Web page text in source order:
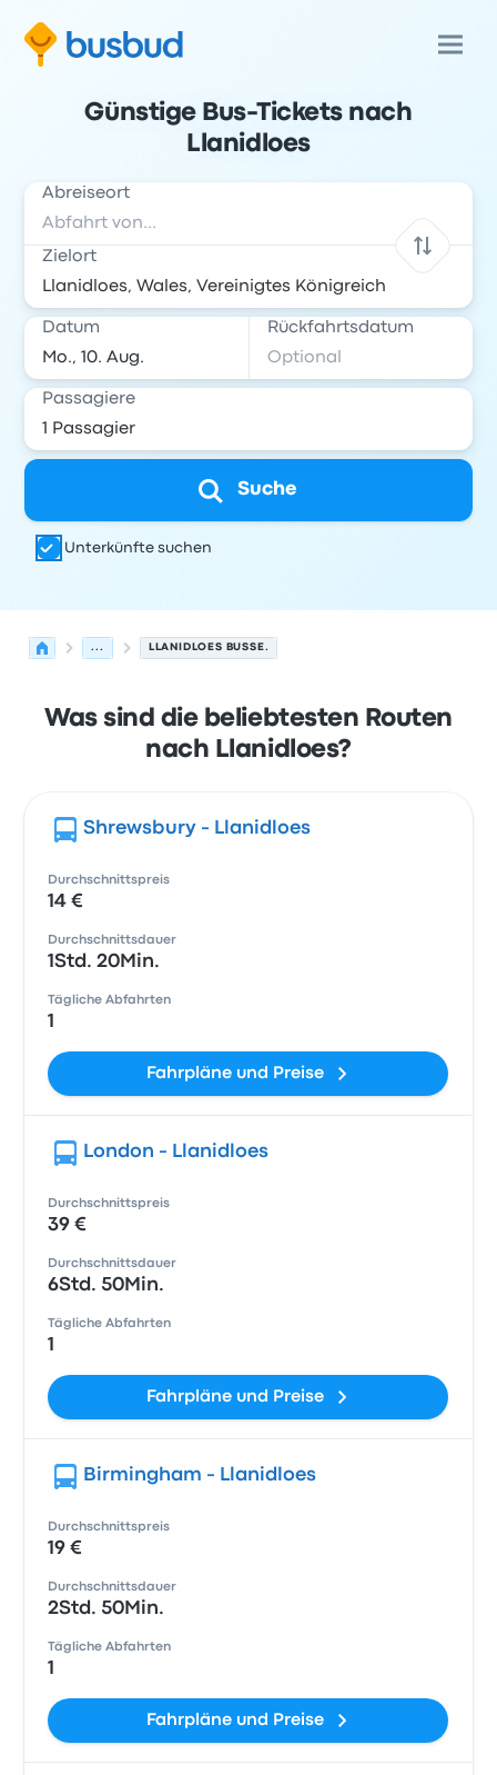
Günstige Bus-Tickets nach
Llanidloes
Abreiseort
Zielort
Datum Rückfahrtsdatum
Passagiere
Suche
Unterkünfte suchen
... LLANIDLOES BUSSE.
Was sind die beliebtesten Routen
nach Llanidloes?
Shrewsbury - Llanidloes
Durchschnittspreis
14 €
Durchschnittsdauer
1Std. 20Min.
Tägliche Abfahrten
1
Fahrpläne und Preise
London - Llanidloes
Durchschnittspreis
39 €
Durchschnittsdauer
6Std. 50Min.
Tägliche Abfahrten
1
Fahrpläne und Preise
Birmingham - Llanidloes
Durchschnittspreis
19 €
Durchschnittsdauer
2Std. 50Min.
Tägliche Abfahrten
1
Fahrpläne und Preise